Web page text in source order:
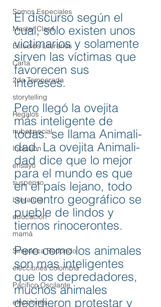
Somos Especiales
Master Class
Estudios Literarios
Carta
2da Temporada
storytelling
Regalos
nubespecial
Inclusión
ensayo
suspenso
Literatura
educación
mamá
Simpática Redondo
elecciones colombia
Pacifico Oscilante
elecciones
El discurso según el
cual, sólo existen unos
victimarios y solamente
sirven las víctimas que
favorecen sus
intereses.
Pero llegó la ovejita
más inteligente de
todas: se llama Animali-
dad. La ovejita Animali-
dad dice que lo mejor
para el mundo es que
en el país lejano, todo
su centro geográfico se
pueble de lindos y
tiernos rinocerontes.
Pero como los animales
son mas inteligentes
que los depredadores,
muchos animales
decidieron protestar y